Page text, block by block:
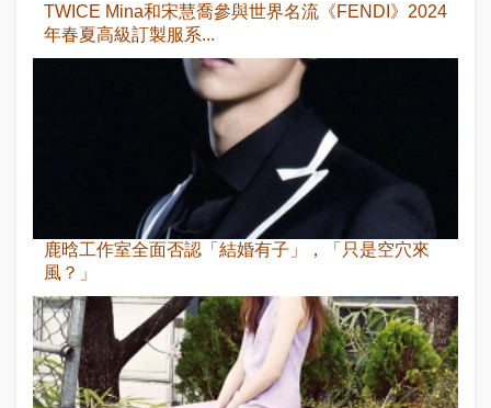
TWICE Mina和宋慧喬參與世界名流《FENDI》2024
年春夏高級訂製服系...
鹿晗工作室全面否認「結婚有子」，「只是空穴來
風？」